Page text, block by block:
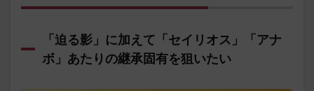
「迫る影」に加えて「セイリオス」「アナ
ボ」あたりの継承固有を狙いたい